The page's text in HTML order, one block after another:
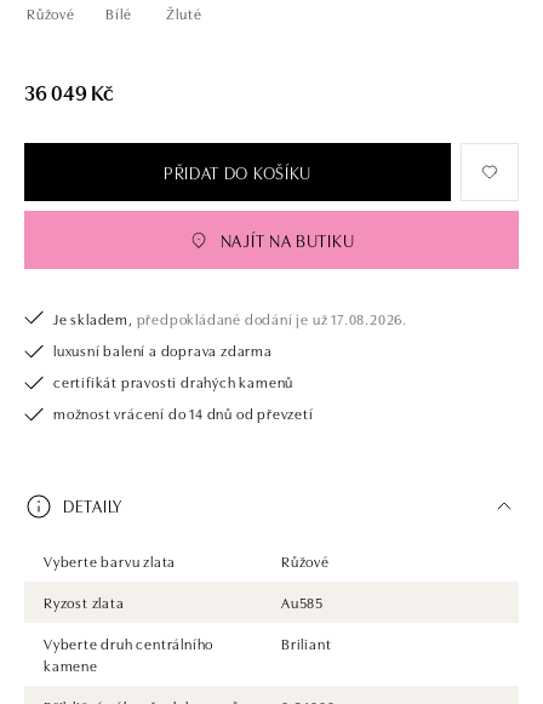
Růžové Bílé Žluté
36 049 Kč
PŘIDAT DO KOŠÍKU
NAJÍT NA BUTIKU
Je skladem, předpokládané dodání je už 17.08.2026.
luxusní balení a doprava zdarma
certifikát pravosti drahých kamenů
možnost vrácení do 14 dnů od převzetí
DETAILY
Vyberte barvu zlata
Růžové
Ryzost zlata
Au585
Vyberte druh centrálního
kamene
Briliant